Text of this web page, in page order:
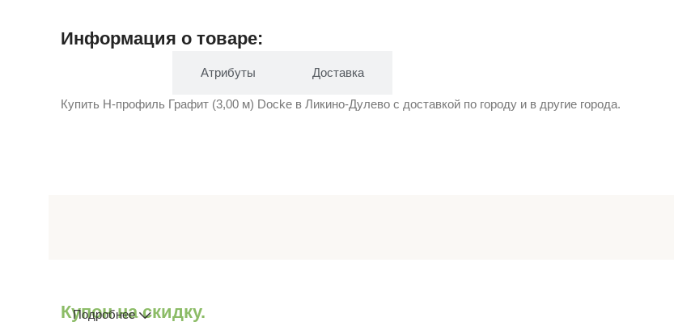
Информация о товаре:
Атрибуты Доставка
Купить H-профиль Графит (3,00 м) Docke в Ликино-Дулево с доставкой по городу и в другие города.
Купон на скидку.
Подробнее